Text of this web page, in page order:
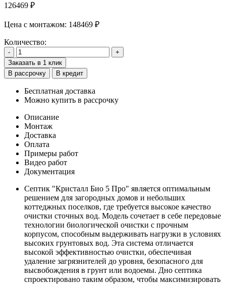
126469 ₽
Цена с монтажом: 148469 ₽
Количество:
-
+
Заказать в 1 клик
В рассрочку
В кредит
Бесплатная доставка
Можно купить в рассрочку
Описание
Монтаж
Доставка
Оплата
Примеры работ
Видео работ
Документация
Септик "Кристалл Био 5 Про" является оптимальным
решением для загородных домов и небольших
коттеджных поселков, где требуется высокое качество
очистки сточных вод. Модель сочетает в себе передовые
технологии биологической очистки с прочным
корпусом, способным выдерживать нагрузки в условиях
высоких грунтовых вод. Эта система отличается
высокой эффективностью очистки, обеспечивая
удаление загрязнителей до уровня, безопасного для
высвобождения в грунт или водоемы. Дно септика
спроектировано таким образом, чтобы максимизировать